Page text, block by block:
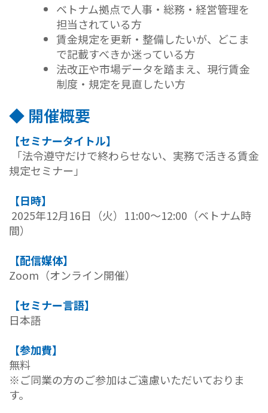
ベトナム拠点で人事・総務・経営管理を
担当されている方
賃金規定を更新・整備したいが、どこま
で記載すべきか迷っている方
法改正や市場データを踏まえ、現行賃金
制度・規定を見直したい方
◆ 開催概要
【セミナータイトル】
「法令遵守だけで終わらせない、実務で活きる賃金
規定セミナー」
【日時】
2025年12月16日（火）11:00〜12:00（ベトナム時
間）
【配信媒体】
Zoom（オンライン開催）
【セミナー言語】
日本語
【参加費】
無料
※ご同業の方のご参加はご遠慮いただいておりま
す。